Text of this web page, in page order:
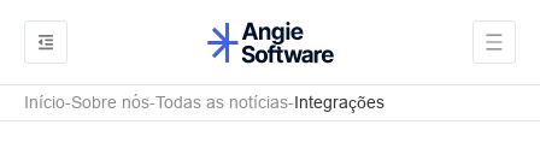
Início Sobre nós Todas as notícias Integrações